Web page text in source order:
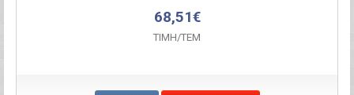
68,51€
ΤΙΜH/ΤΕΜ